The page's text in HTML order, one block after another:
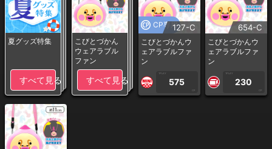
夏グッズ特集
すべて見る
こびとづかん
ウェアラブル
ファン
すべて見る
CP専用127-C
こびとづかんウ
ェアラブルファ
ン
1PLAY
575
CP
654-C
こびとづかんウ
ェアラブルファ
ン
1PLAY
230
CP